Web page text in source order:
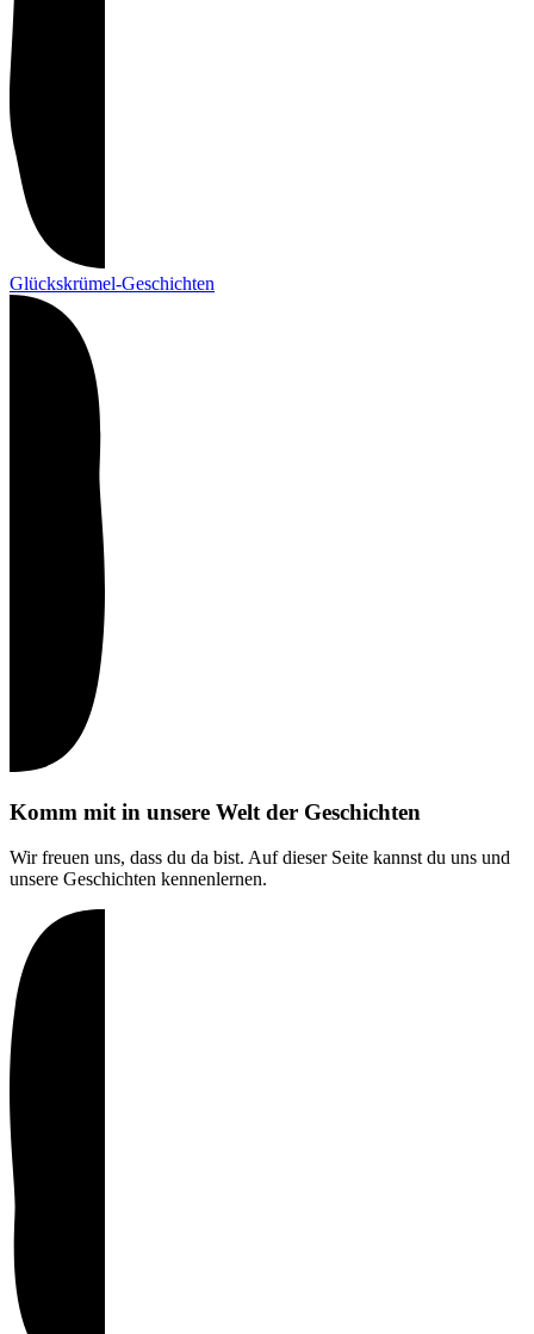
Glückskrümel-Geschichten
Komm mit in unsere Welt der Geschichten
Wir freuen uns, dass du da bist. Auf dieser Seite kannst du uns und
unsere Geschichten kennenlernen.